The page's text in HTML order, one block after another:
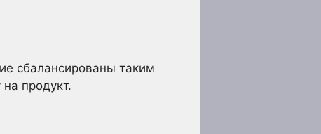
сбалансированы таким
продукт.